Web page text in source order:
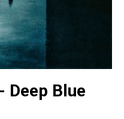
Deep Blue